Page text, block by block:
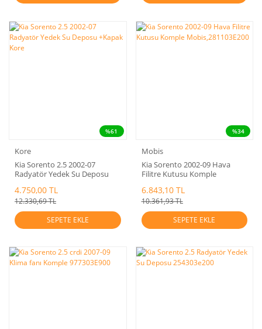
%61
Kore
Kia Sorento 2.5 2002-07
Radyatör Yedek Su Deposu
4.750,00 TL
12.330,69 TL
SEPETE EKLE
%34
Mobis
Kia Sorento 2002-09 Hava
Filitre Kutusu Komple
6.843,10 TL
10.361,93 TL
SEPETE EKLE